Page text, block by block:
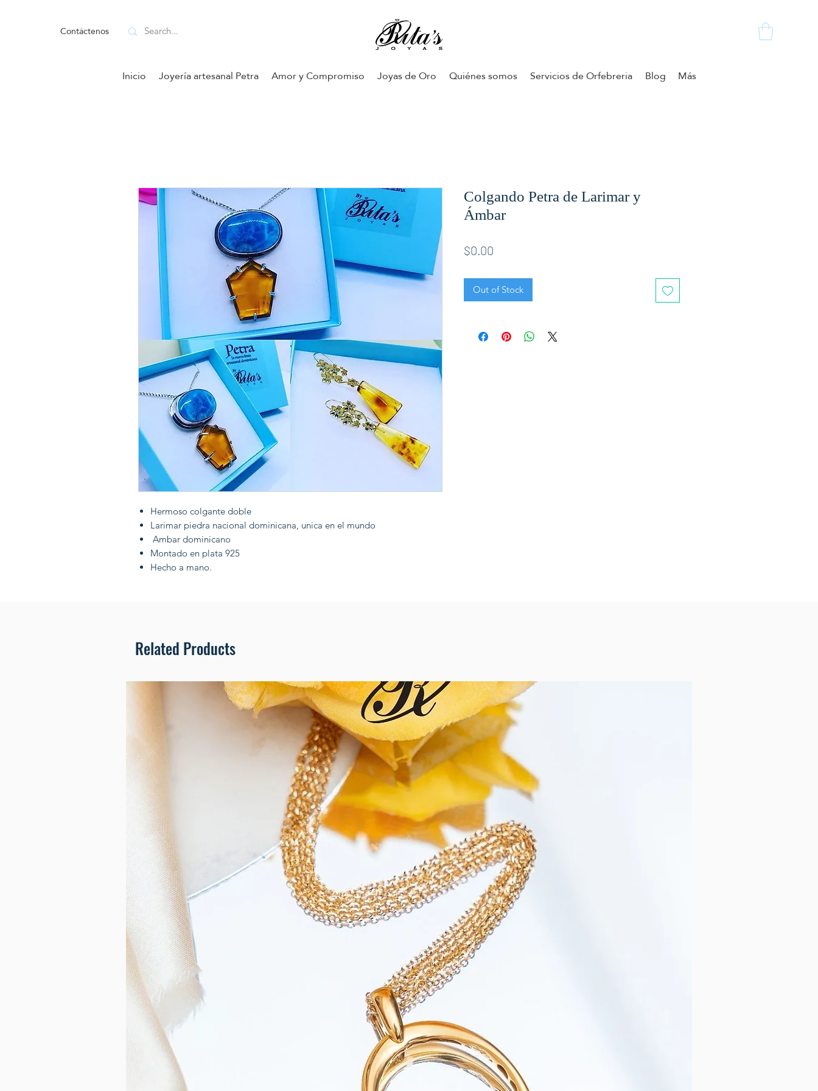
Contáctenos
Inicio Joyería artesanal Petra Amor y Compromiso Joyas de Oro Quiénes somos Servicios de Orfebreria Blog Más
Hermoso colgante doble
Larimar piedra nacional dominicana, unica en el mundo
Ambar dominicano
Montado en plata 925
Hecho a mano.
Colgando Petra de Larimar y
Ámbar
$0.00
Out of Stock
Related Products